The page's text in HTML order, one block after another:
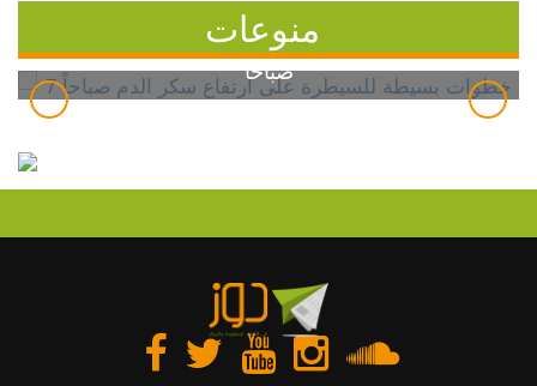
منوعات
7 خطوات بسيطة للسيطرة على ارتفاع سكر الدم
صباحاً